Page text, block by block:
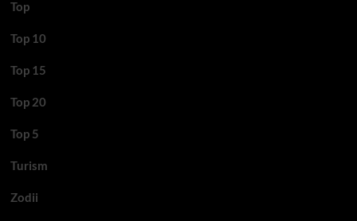
Top
Top 10
Top 15
Top 20
Top 5
Turism
Zodii